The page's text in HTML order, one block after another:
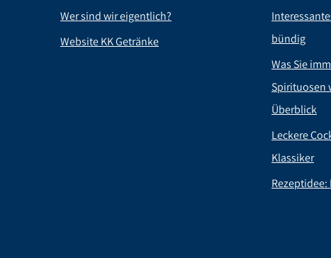
Wer sind wir eigentlich?
Website KK Getränke
bündig
Was Sie
Spirituosen
Überblick
Leckere
Klassiker